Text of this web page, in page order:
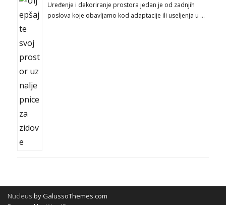
Uređenje i dekoriranje prostora jedan je od zadnjih
poslova koje obavljamo kod adaptacije ili useljenja u …
Nucleus by GalussoThemes.com